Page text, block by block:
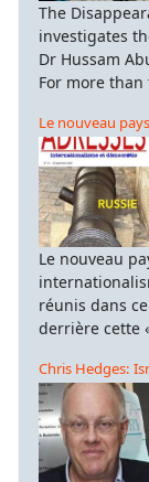
The
investigates
Dr Hussam
For more than
Le nouveau
Le nouveau
réunis dans
derrière cette
Chris Hedges: